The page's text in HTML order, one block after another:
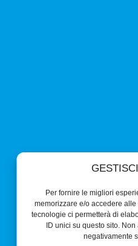
Per fornire le migliori
memorizzare e/o accedere
tecnologie ci permetterà di
ID unici su questo sito.
negativamente